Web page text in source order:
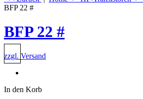
BFP 22 #
BFP 22 #
zzgl. Versand
In den Korb